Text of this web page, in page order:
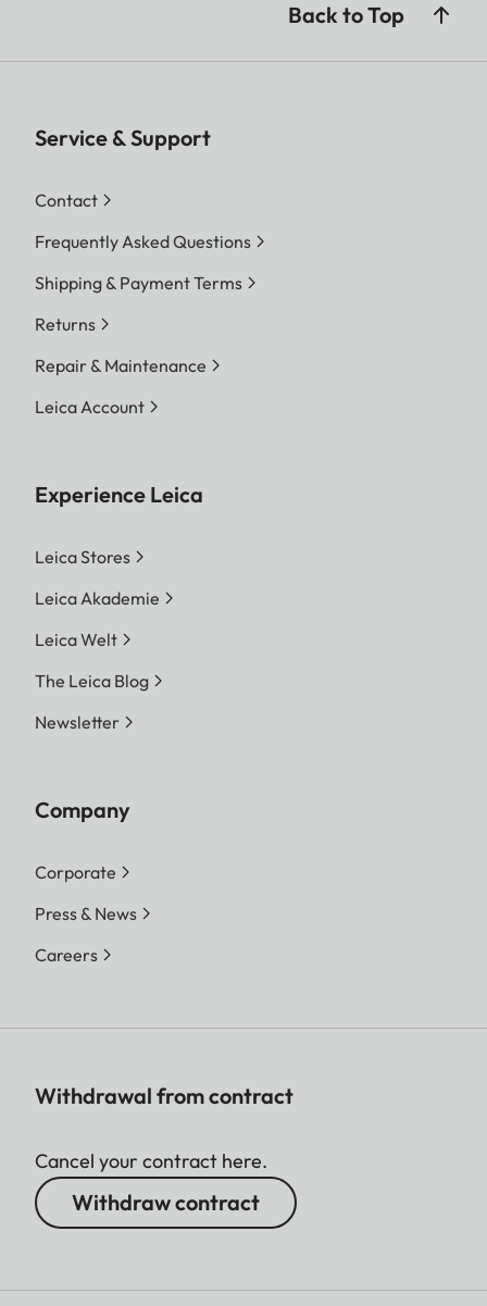
Back to Top
Service & Support
Contact
Frequently Asked Questions
Shipping & Payment Terms
Returns
Repair & Maintenance
Leica Account
Experience Leica
Leica Stores
Leica Akademie
Leica Welt
The Leica Blog
Newsletter
Company
Corporate
Press & News
Careers
Withdrawal from contract
Cancel your contract here.
Withdraw contract